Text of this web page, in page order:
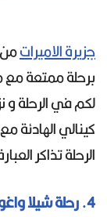
جزيرة الاميرات
برحلة ممتعة
لكم في الرحلة و
كينالي
الرحلة تذاكر
4. رحلة شيلا واغوا